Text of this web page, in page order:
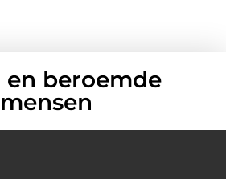
en beroemde
mensen